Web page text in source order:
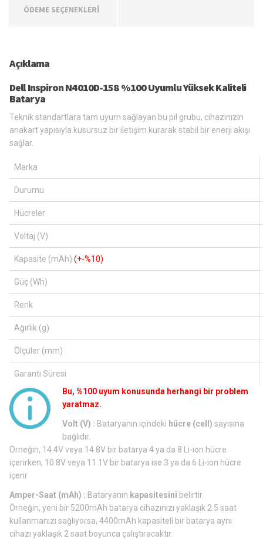
ÖDEME SEÇENEKLERİ
Açıklama
Dell Inspiron N4010D-158 %100 Uyumlu Yüksek Kaliteli
Batarya
Teknik standartlara tam uyum sağlayan bu pil grubu, cihazınızın
anakart yapısıyla kusursuz bir iletişim kurarak stabil bir enerji akışı
sağlar.
Marka
Durumu
Hücreler
Voltaj (V)
Kapasite (mAh) (+-%10)
Güç (Wh)
Renk
Ağırlık (g)
Ölçüler (mm)
Garanti Süresi
Bu, %100 uyum konusunda herhangi bir problem
yaratmaz.
Volt (V) : Bataryanın içindeki hücre (cell) sayısına
bağlıdır.
Örneğin, 14.4V veya 14.8V bir batarya 4 ya da 8 Li-ion hücre
içerirken, 10.8V veya 11.1V bir batarya ise 3 ya da 6 Li-ion hücre
içerir.
Amper-Saat (mAh) : Bataryanın kapasitesini belirtir.
Örneğin, yeni bir 5200mAh batarya cihazınızı yaklaşık 2.5 saat
kullanmanızı sağlıyorsa, 4400mAh kapasiteli bir batarya aynı
cihazı yaklaşık 2 saat boyunca çalıştıracaktır.